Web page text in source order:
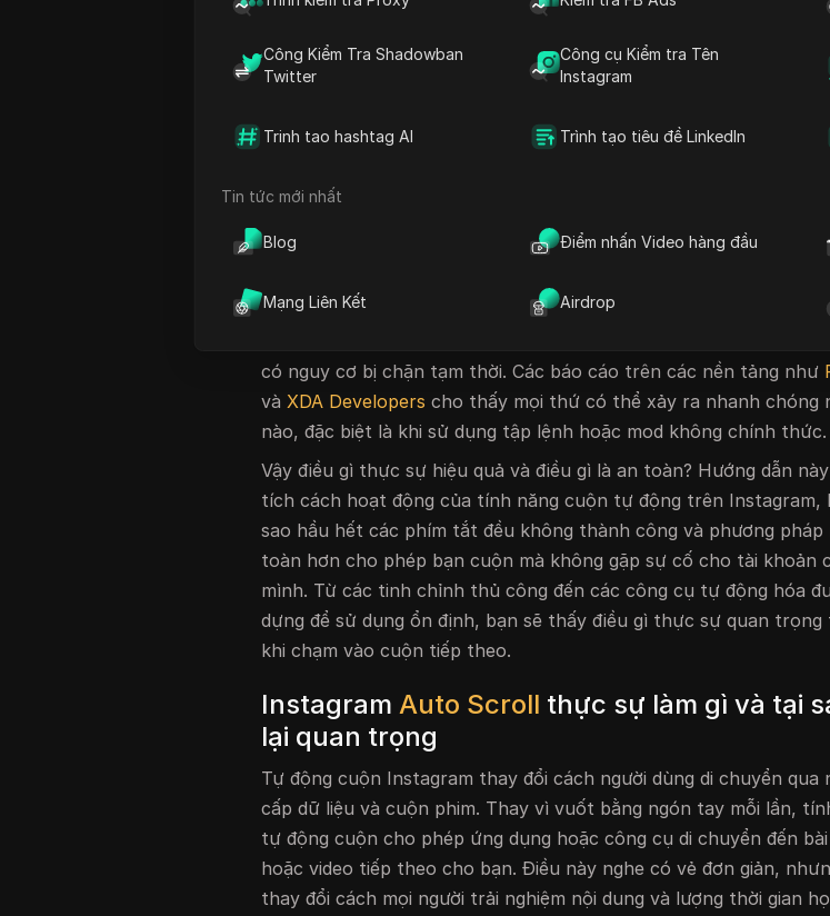
Công Kiểm Tra Shadowban
Twitter
Công cụ Kiểm tra Tên
Instagram
Trinh tao hashtag AI Trình tạo tiêu đề LinkedIn
Tin tức mới nhất
Blog Điểm nhấn Video hàng đầu
Mạng Liên Kết Airdrop
Instagram tự động chạy rảnh tay, cho dù họ đang thu thập
thị trường, theo dõi xu hướng hay chỉ tránh mỏi ngón tay cái.
Nhưng có một cái bẫy. Trong khi một số tiện ích mở rộng trình
hoặc câu chuyện trên Instagram, nhiều tiện ích hoạt động theo
Người dùng thường thấy tài khoản của họ đột ngột bị gắn cờ vì
đóng băng sau vài phút. Ngay cả một số công cụ trả phí cũng
có nguy cơ bị chặn tạm thời. Các báo cáo trên các nền tảng như
vàXDA Developers cho thấy mọi thứ có thể xảy ra nhanh chóng
nào, đặc biệt là khi sử dụng tập lệnh hoặc mod không chính thức.
Vậy điều gì thực sự hiệu quả và điều gì là an toàn? Hướng dẫn
tích cách hoạt động của tính năng cuộn tự động trên Instagram,
sao hầu hết các phím tắt đều không thành công và phương pháp
toàn hơn cho phép bạn cuộn mà không gặp sự cố cho tài khoản
mình. Từ các tinh chỉnh thủ công đến các công cụ tự động hóa
dựng để sử dụng ổn định, bạn sẽ thấy điều gì thực sự quan trọng
khi chạm vào cuộn tiếp theo.
InstagramAuto Scroll thực sự làm gì và tại
lại quan trọng
Tự động cuộn Instagram thay đổi cách người dùng di chuyển qua
cấp dữ liệu và cuộn phim. Thay vì vuốt bằng ngón tay mỗi lần,
tự động cuộn cho phép ứng dụng hoặc công cụ di chuyển đến bài
hoặc video tiếp theo cho bạn. Điều này nghe có vẻ đơn giản,
thay đổi cách mọi người trải nghiệm nội dung và lượng thời gian